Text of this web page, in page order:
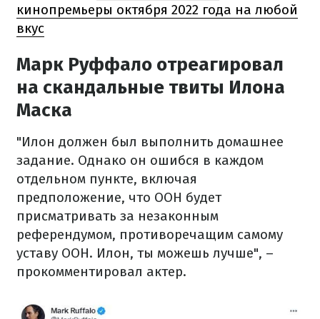
кинопремьеры октября 2022 года на любой
вкус
Марк Руффало отреагировал
на скандальные твиты Илона
Маска
"Илон должен был выполнить домашнее
задание. Однако он ошибся в каждом
отдельном пункте, включая
предположение, что ООН будет
присматривать за незаконным
референдумом, противоречащим самому
уставу ООН. Илон, ты можешь лучше", –
прокомментировал актер.